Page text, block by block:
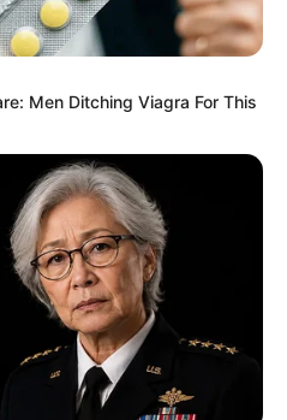
Men Ditching Viagra For This